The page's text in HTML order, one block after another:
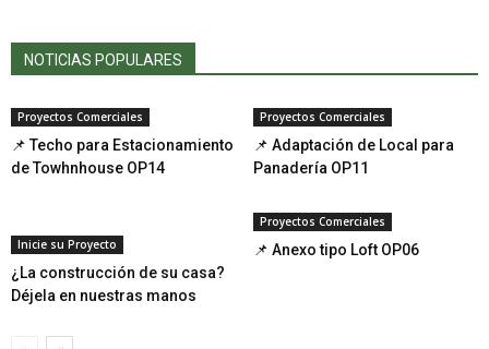
NOTICIAS POPULARES
Proyectos Comerciales
📌 Techo para Estacionamiento
de Towhnhouse OP14
Proyectos Comerciales
📌 Adaptación de Local para
Panadería OP11
Inicie su Proyecto
¿La construcción de su casa?
Déjela en nuestras manos
Proyectos Comerciales
📌 Anexo tipo Loft OP06